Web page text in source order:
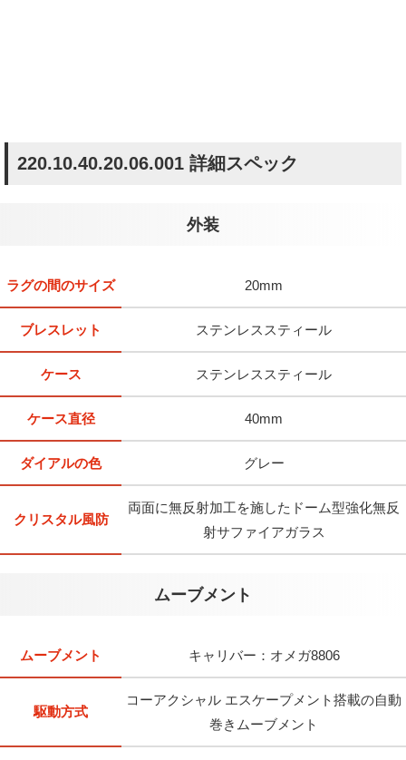
220.10.40.20.06.001 詳細スペック
外装
ラグの間のサイズ 20mm
ブレスレット ステンレススティール
ケース ステンレススティール
ケース直径 40mm
ダイアルの色 グレー
クリスタル風防
両面に無反射加工を施したドーム型強化無反
射サファイアガラス
ムーブメント
ムーブメント キャリバー：オメガ8806
駆動方式
コーアクシャル エスケープメント搭載の自動
巻きムーブメント